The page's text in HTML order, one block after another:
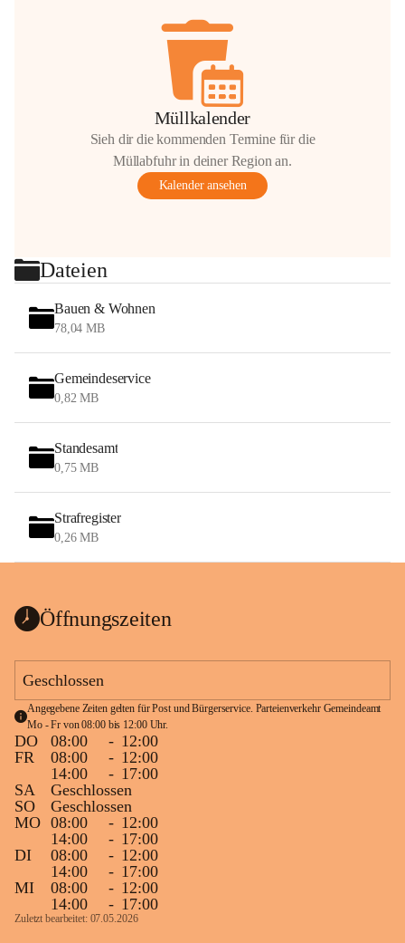
Müllkalender
Sieh dir die kommenden Termine für die
Müllabfuhr in deiner Region an.
Kalender ansehen
Dateien
Bauen & Wohnen
78,04 MB
Gemeindeservice
0,82 MB
Standesamt
0,75 MB
Strafregister
0,26 MB
Öffnungszeiten
Geschlossen
Angegebene Zeiten gelten für Post und Bürgerservice. Parteienverkehr Gemeindeamt
Mo - Fr von 08:00 bis 12:00 Uhr.
DO 08:00 - 12:00
FR
08:00 - 12:00
14:00
- 17:00
SA
Geschlossen
SO
Geschlossen
MO 08:00 - 12:00
14:00
- 17:00
DI
08:00 - 12:00
14:00
- 17:00
MI
08:00 - 12:00
14:00
- 17:00
Zuletzt bearbeitet: 07.05.2026